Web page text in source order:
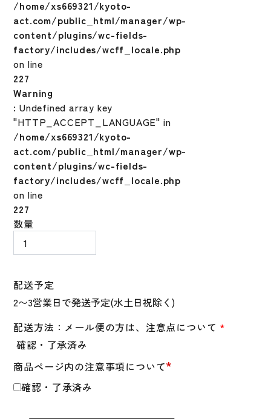
商品ページ内の注意事項について*
確認・了承済み
/home/xs669321/kyoto-
act.com/public_html/manager/wp-
content/plugins/wc-fields-
factory/includes/wcff_locale.php
on line
227
配送予定
配送方法：メール便の方は、注意点について *
確認・了承済み
数量
ミ
ノ
ズ
プ
ロ
ブ
レ
ス
サ
Warning
: Undefined array key
"HTTP_ACCEPT_LANGUAGE" in
/home/xs669321/kyoto-
act.com/public_html/manager/wp-
content/plugins/wc-fields-
factory/includes/wcff_locale.php
on line
227